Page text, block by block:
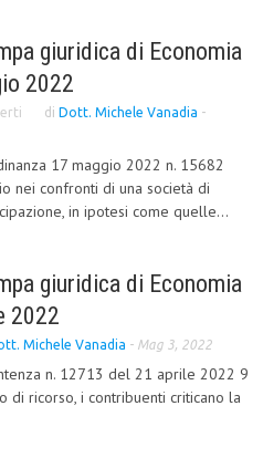
giuridica di Economia
2022
di Dott. Michele Vanadia -
17 maggio 2022 n. 15682
nei confronti di una società di
in ipotesi come quelle...
giuridica di Economia
2022
Michele Vanadia - Mag 3, 2022
n. 12713 del 21 aprile 2022 9
di ricorso, i contribuenti criticano la